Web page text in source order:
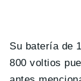
Su batería de
800 voltios